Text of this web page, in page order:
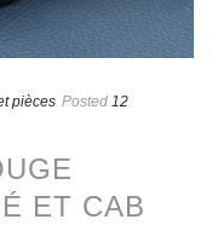
pièces Posted 12
ET CAB